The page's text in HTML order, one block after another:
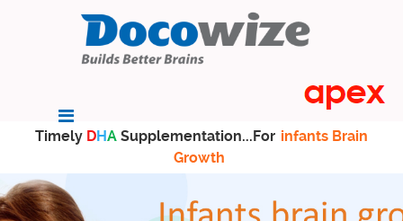
Timely DHA Supplementation...For infants Brain
Growth